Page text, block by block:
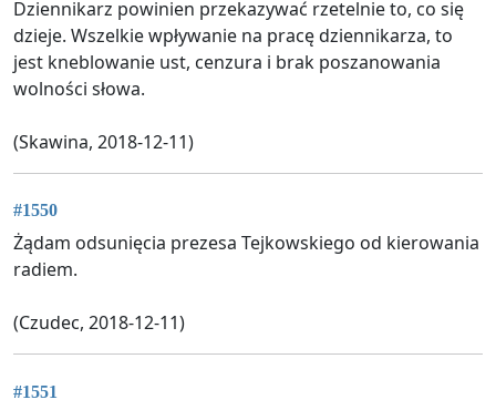
Dziennikarz powinien przekazywać rzetelnie to, co się
dzieje. Wszelkie wpływanie na pracę dziennikarza, to
jest kneblowanie ust, cenzura i brak poszanowania
wolności słowa.
(Skawina, 2018-12-11)
#1550
Żądam odsunięcia prezesa Tejkowskiego od kierowania
radiem.
(Czudec, 2018-12-11)
#1551